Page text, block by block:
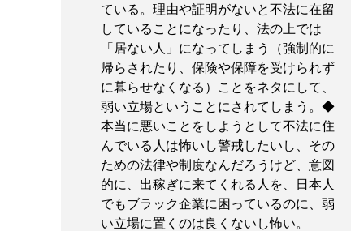
ている。理由や証明がないと不法に在留
していることになったり、法の上では
「居ない人」になってしまう（強制的に
帰らされたり、保険や保障を受けられず
に暮らせなくなる）ことをネタにして、
弱い立場ということにされてしまう。◆
本当に悪いことをしようとして不法に住
んでいる人は怖いし警戒したいし、その
ための法律や制度なんだろうけど、意図
的に、出稼ぎに来てくれる人を、日本人
でもブラック企業に困っているのに、弱
い立場に置くのは良くないし怖い。